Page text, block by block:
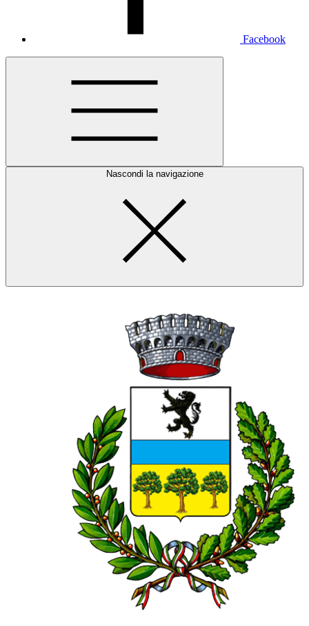
Facebook
Nascondi la navigazione